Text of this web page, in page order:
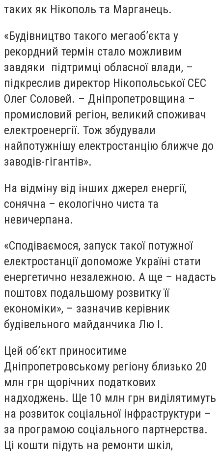
таких як Нікополь та Марганець.
«Будівництво такого мегаоб’єкта у
рекордний термін стало можливим
завдяки підтримці обласної влади, –
підкреслив директор Нікопольської СЕС
Олег Соловей. – Дніпропетровщина –
промисловий регіон, великий споживач
електроенергії. Тож збудували
найпотужнішу електростанцію ближче до
заводів-гігантів».
На відміну від інших джерел енергії,
сонячна – екологічно чиста та
невичерпана.
«Сподіваємося, запуск такої потужної
електростанції допоможе Україні стати
енергетично незалежною. А ще – надасть
поштовх подальшому розвитку її
економіки», – зазначив керівник
будівельного майданчика Лю І.
Цей об’єкт приноситиме
Дніпропетровському регіону близько 20
млн грн щорічних податкових
надходжень. Ще 10 млн грн виділятимуть
на розвиток соціальної інфраструктури –
за програмою соціального партнерства.
Ці кошти підуть на ремонти шкіл,